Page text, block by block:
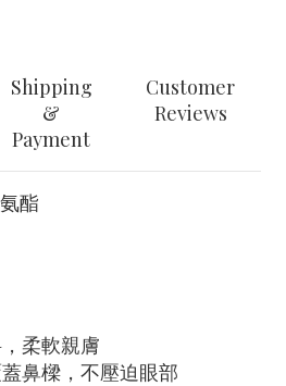
Shipping
&
Payment
Customer
Reviews
酯
柔軟親膚
鼻樑，不壓迫眼部